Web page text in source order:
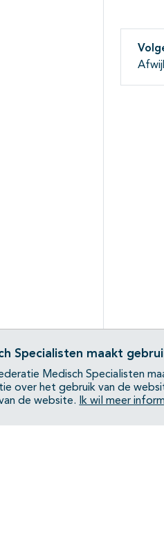
Specialisten maakt
Medisch Specialisten
over het gebruik van de
de website.
Ik wil meer